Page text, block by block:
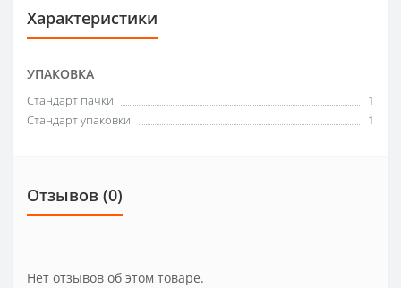
Характеристики
УПАКОВКА
Стандарт пачки
1
Стандарт упаковки
1
Отзывов (0)
Нет отзывов об этом товаре.